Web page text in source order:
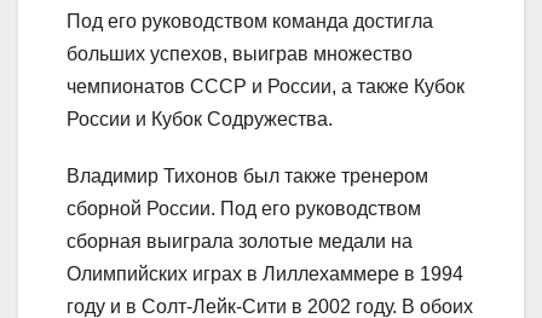
Под его руководством команда достигла
больших успехов, выиграв множество
чемпионатов СССР и России, а также Кубок
России и Кубок Содружества.
Владимир Тихонов был также тренером
сборной России. Под его руководством
сборная выиграла золотые медали на
Олимпийских играх в Лиллехаммере в 1994
году и в Солт-Лейк-Сити в 2002 году. В обоих